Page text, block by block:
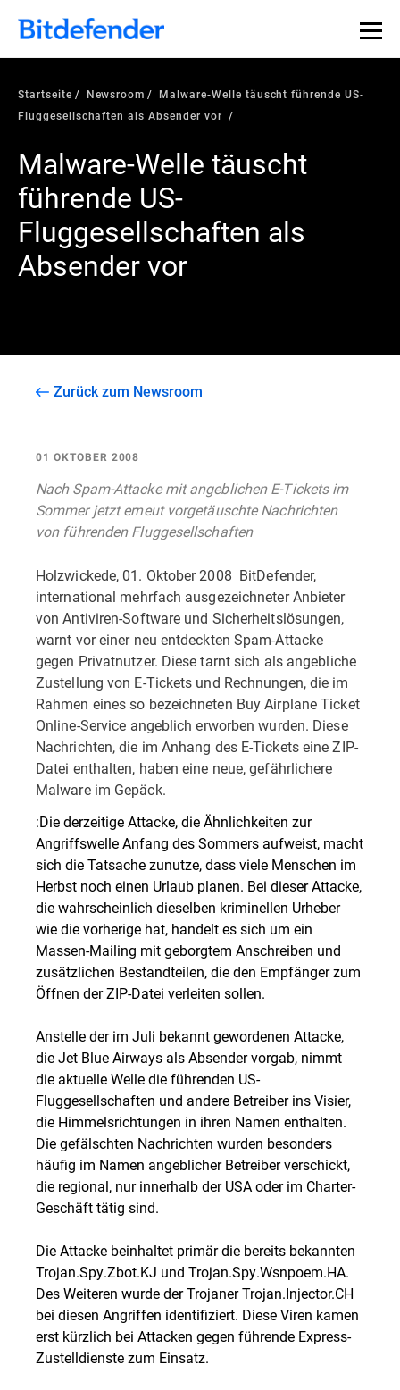
Startseite Newsroom
Malware-Welle täuscht führende US-
Fluggesellschaften als Absender vor
Malware-Welle täuscht
führende US-
Fluggesellschaften als
Absender vor
Zurück zum Newsroom
01 OKTOBER 2008
Nach Spam-Attacke mit angeblichen E-Tickets im
Sommer jetzt erneut vorgetäuschte Nachrichten
von führenden Fluggesellschaften
Holzwickede, 01. Oktober 2008  BitDefender,
international mehrfach ausgezeichneter Anbieter
von Antiviren-Software und Sicherheitslösungen,
warnt vor einer neu entdeckten Spam-Attacke
gegen Privatnutzer. Diese tarnt sich als angebliche
Zustellung von E-Tickets und Rechnungen, die im
Rahmen eines so bezeichneten Buy Airplane Ticket
Online-Service angeblich erworben wurden. Diese
Nachrichten, die im Anhang des E-Tickets eine ZIP-
Datei enthalten, haben eine neue, gefährlichere
Malware im Gepäck.
:Die derzeitige Attacke, die Ähnlichkeiten zur
Angriffswelle Anfang des Sommers aufweist, macht
sich die Tatsache zunutze, dass viele Menschen im
Herbst noch einen Urlaub planen. Bei dieser Attacke,
die wahrscheinlich dieselben kriminellen Urheber
wie die vorherige hat, handelt es sich um ein
Massen-Mailing mit geborgtem Anschreiben und
zusätzlichen Bestandteilen, die den Empfänger zum
Öffnen der ZIP-Datei verleiten sollen.
Anstelle der im Juli bekannt gewordenen Attacke,
die Jet Blue Airways als Absender vorgab, nimmt
die aktuelle Welle die führenden US-
Fluggesellschaften und andere Betreiber ins Visier,
die Himmelsrichtungen in ihren Namen enthalten.
Die gefälschten Nachrichten wurden besonders
häufig im Namen angeblicher Betreiber verschickt,
die regional, nur innerhalb der USA oder im Charter-
Geschäft tätig sind.
Die Attacke beinhaltet primär die bereits bekannten
Trojan.Spy.Zbot.KJ und Trojan.Spy.Wsnpoem.HA.
Des Weiteren wurde der Trojaner Trojan.Injector.CH
bei diesen Angriffen identifiziert. Diese Viren kamen
erst kürzlich bei Attacken gegen führende Express-
Zustelldienste zum Einsatz.